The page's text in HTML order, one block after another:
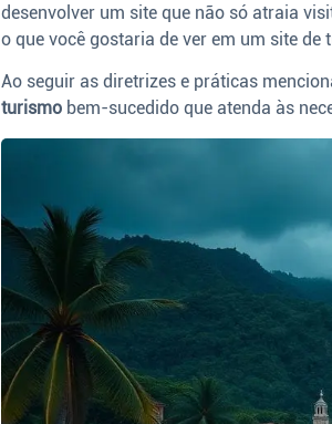
desenvolver um site que não só atraia
o que você gostaria de ver em um site
Ao seguir as diretrizes e práticas
turismo bem-sucedido que atenda às